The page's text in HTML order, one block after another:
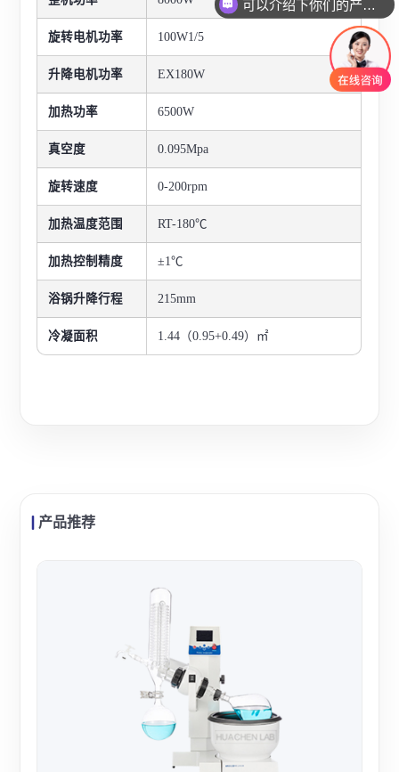
旋转电机功率 100W1/5
升降电机功率 EX180W
加热功率 6500W
真空度 0.095Mpa
旋转速度 0-200rpm
加热温度范围 RT-180℃
加热控制精度 ±1℃
浴锅升降行程 215mm
冷凝面积 1.44（0.95+0.49）㎡
产品推荐